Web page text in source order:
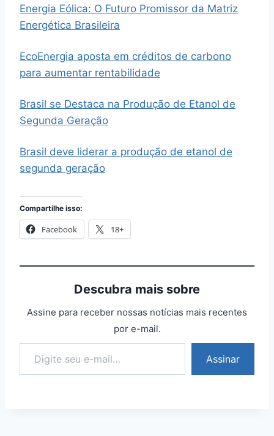
Energia Eólica: O Futuro Promissor da Matriz
Energética Brasileira
EcoEnergia aposta em créditos de carbono
para aumentar rentabilidade
Brasil se Destaca na Produção de Etanol de
Segunda Geração
Brasil deve liderar a produção de etanol de
segunda geração
Compartilhe isso:
Facebook 18+
Descubra mais sobre
Assine para receber nossas notícias mais recentes
por e-mail.
Digite seu e-mail…
Assinar